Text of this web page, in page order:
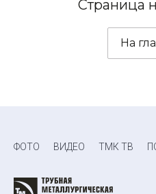
Страница
На
ФОТО ВИДЕО ТМК ТВ